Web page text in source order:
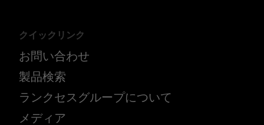
クイックリンク
お問い合わせ
製品検索
ランクセスグループについて
メディア